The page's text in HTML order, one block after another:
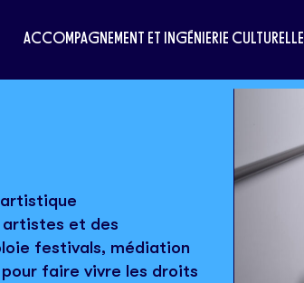
ACCOMPAGNEMENT ET INGÉNIERIE CULTURELLE
artistes et des
festivals, médiation
faire vivre les droits